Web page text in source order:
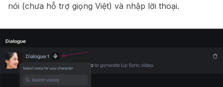
nói (chưa hỗ trợ giọng Việt) và nhập lời thoại.